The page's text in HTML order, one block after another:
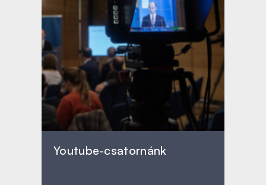
Youtube-csatornánk